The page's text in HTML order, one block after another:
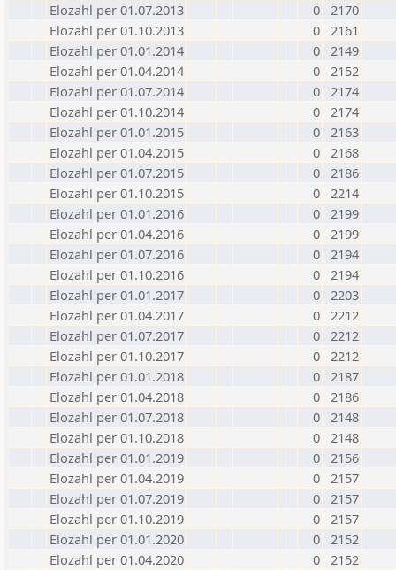
Elozahl per 01.07.2013
0 2170
Elozahl per 01.10.2013
0 2161
Elozahl per 01.01.2014
0 2149
Elozahl per 01.04.2014
0 2152
Elozahl per 01.07.2014
0 2174
Elozahl per 01.10.2014
0 2174
Elozahl per 01.01.2015
0 2163
Elozahl per 01.04.2015
0 2168
Elozahl per 01.07.2015
0 2186
Elozahl per 01.10.2015
0 2214
Elozahl per 01.01.2016
0 2199
Elozahl per 01.04.2016
0 2199
Elozahl per 01.07.2016
0 2194
Elozahl per 01.10.2016
0 2194
Elozahl per 01.01.2017
0 2203
Elozahl per 01.04.2017
0 2212
Elozahl per 01.07.2017
0 2212
Elozahl per 01.10.2017
0 2212
Elozahl per 01.01.2018
0 2187
Elozahl per 01.04.2018
0 2186
Elozahl per 01.07.2018
0 2148
Elozahl per 01.10.2018
0 2148
Elozahl per 01.01.2019
0 2156
Elozahl per 01.04.2019
0 2157
Elozahl per 01.07.2019
0 2157
Elozahl per 01.10.2019
0 2157
Elozahl per 01.01.2020
0 2152
Elozahl per 01.04.2020
0 2152